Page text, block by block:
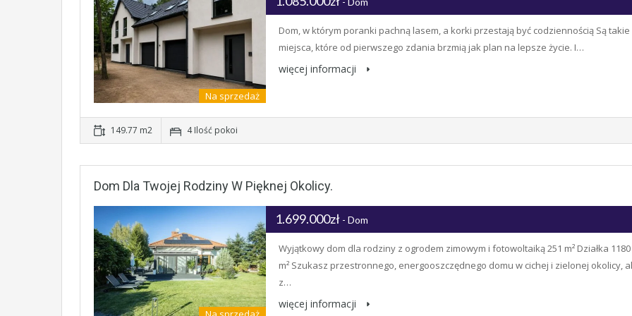
Na sprzedaż
Dom, w którym poranki pachną lasem, a korki przestają być codziennością Są takie
miejsca, które od pierwszego zdania brzmią jak plan na lepsze życie. I…
więcej informacji
149.77 m2 4 Ilość pokoi
Dom Dla Twojej Rodziny W Pięknej Okolicy.
1.699.000zł - Dom
Wyjątkowy dom dla rodziny z ogrodem zimowym i fotowoltaiką 251 m² Działka 1180
m² Szukasz przestronnego, energooszczędnego domu w cichej i zielonej okolicy,
z…
więcej informacji